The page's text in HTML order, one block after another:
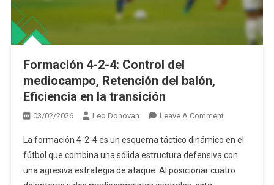
Formación 4-2-4: Control del
mediocampo, Retención del balón,
Eficiencia en la transición
03/02/2026 Leo Donovan Leave A CommentOn
4-
2-
4:
La formación 4-2-4 es un esquema táctico dinámico en el
fútbol que combina una sólida estructura defensiva con
una agresiva estrategia de ataque. Al posicionar cuatro